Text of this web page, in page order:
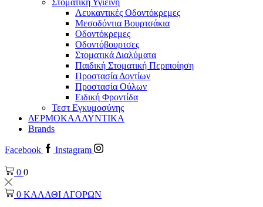
Στοματική Υγιεινή
Λευκαντικές Οδοντόκρεμες
Μεσοδόντια Βουρτσάκια
Οδοντόκρεμες
Οδοντόβουρτσες
Στοματικά Διαλύματα
Παιδική Στοματική Περιποίηση
Προστασία Δοντίων
Προστασία Ούλων
Ειδική Φροντίδα
Τεστ Εγκυμοσύνης
ΔΕΡΜΟΚΑΛΛΥΝΤΙΚΑ
Brands
Facebook Instagram
0 0
0 ΚΑΛΑΘΙ ΑΓΟΡΩΝ